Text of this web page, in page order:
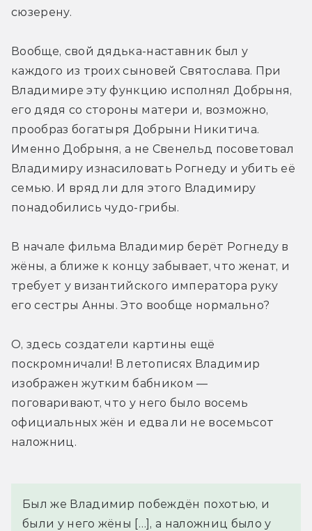
сюзерену.
Вообще, свой дядька-наставник был у
каждого из троих сыновей Святослава. При
Владимире эту функцию исполнял Добрыня,
его дядя со стороны матери и, возможно,
прообраз богатыря Добрыни Никитича.
Именно Добрыня, а не Свенельд посоветовал
Владимиру изнасиловать Рогнеду и убить её
семью. И вряд ли для этого Владимиру
понадобились чудо-грибы.
В начале фильма Владимир берёт Рогнеду в
жёны, а ближе к концу забывает, что женат, и
требует у византийского императора руку
его сестры Анны. Это вообще нормально?
О, здесь создатели картины ещё
поскромничали! В летописях Владимир
изображен жутким бабником —
поговаривают, что у него было восемь
официальных жён и едва ли не восемьсот
наложниц.
Был же Владимир побеждён похотью, и
были у него жёны […], а наложниц было у